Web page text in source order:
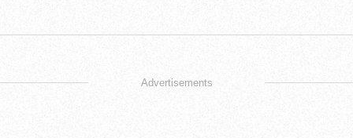
Advertisements